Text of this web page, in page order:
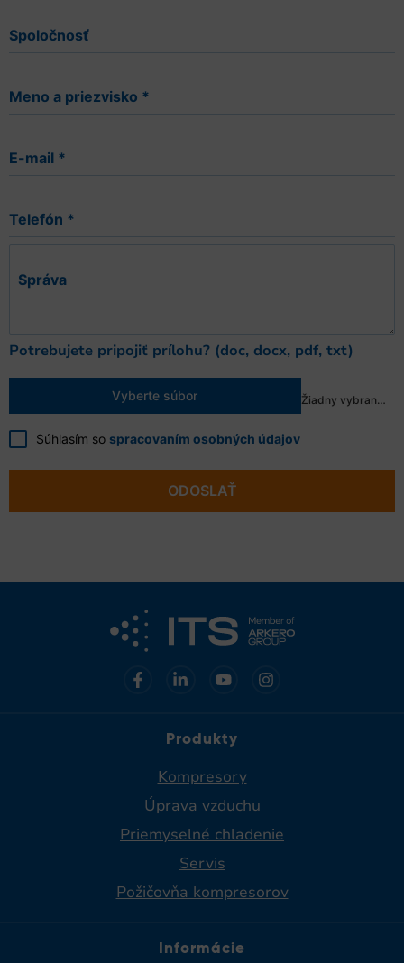
Spoločnosť
Meno a priezvisko *
E-mail *
Telefón *
Správa
Potrebujete pripojiť prílohu? (doc, docx, pdf, txt)
Vyberte súbor Žiadny vybraný súbor
Súhlasím so spracovaním osobných údajov
ODOSLAŤ
Produkty
Kompresory
Úprava vzduchu
Priemyselné chladenie​
Servis
Požičovňa kompresorov
Informácie